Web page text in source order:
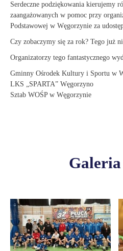
Serdeczne podziękowania kierujemy
zaangażowanych w pomoc przy
Podstawowej w Węgorzynie za
Czy zobaczymy się za rok? Tego już
Organizatorzy tego fantastycznego
Gminny Ośrodek Kultury i Sportu w
LKS „SPARTA” Węgorzyno
Sztab WOŚP w Węgorzynie